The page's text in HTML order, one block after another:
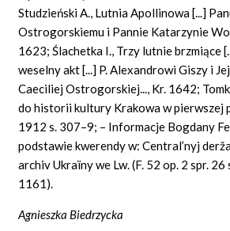
Studzieński A., Lutnia Apollinowa [...]
Ostrogorskiemu i Pannie Katarzynie
1623; Ślachetka I., Trzy lutnie brzmiące
weselny akt [...] P. Alexandrowi Giszy i
Caeciliej Ostrogorskiej..., Kr. 1642;
do historii kultury Krakowa w pierwszej
1912 s. 307–9; – Informacje Bogdany
podstawie kwerendy w: Central’nyj
archiv Ukraïny we Lw. (F. 52 op. 2 spr. 26
1161).
Agnieszka Biedrzycka